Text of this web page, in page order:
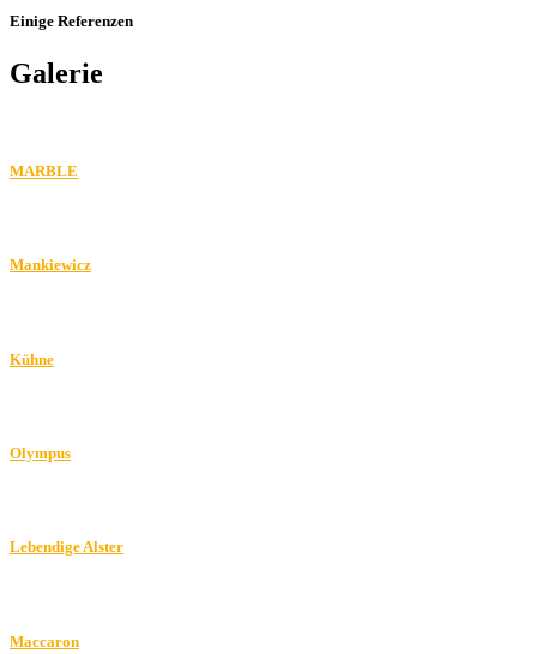
Einige Referenzen
Galerie
MARBLE
Mankiewicz
Kühne
Olympus
Lebendige Alster
Maccaron